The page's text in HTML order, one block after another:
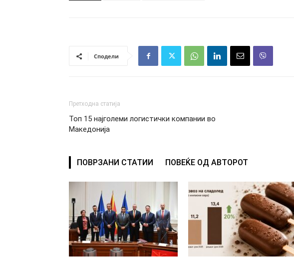
Сподели
Претходна статија
Топ 15 најголеми логистички компании во
Македонија
ПОВРЗАНИ СТАТИИ ПОВЕЌЕ ОД АВТОРОТ